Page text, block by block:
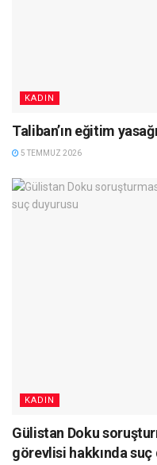
KADIN
Taliban’ın eğitim
5 TEMMUZ 2026
KADIN
Gülistan Doku
görevlisi hakkında suç